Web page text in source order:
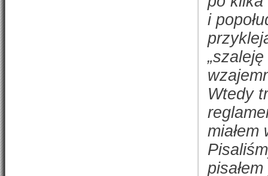
i
Wtedy